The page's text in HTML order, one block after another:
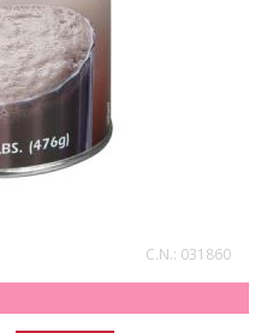
C.N.: 031860